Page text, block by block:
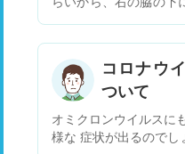
エコーをしました。特
ど婦人科なのか、もし
うな病院に行けば良い
いでしょうか？肩こり
ないように思います。
コロナウ
ついて
オミクロンウイルスに
様な 症状が出るのでし